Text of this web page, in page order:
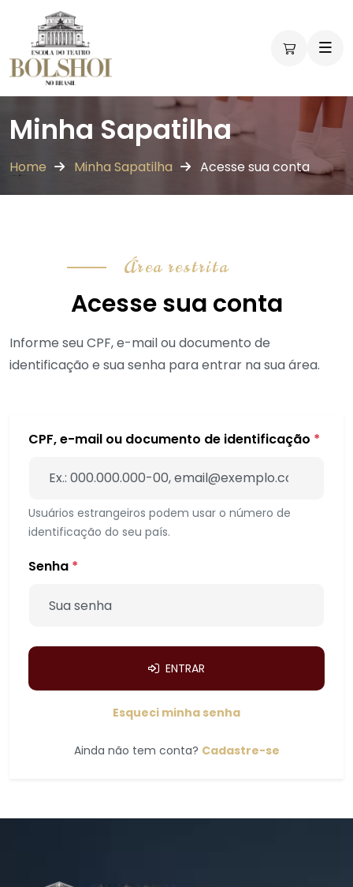
Minha Sapatilha
Home Minha Sapatilha Acesse sua conta
Área restrita
Acesse sua conta
Informe seu CPF, e-mail ou documento de
identificação e sua senha para entrar na sua área.
CPF, e-mail ou documento de identificação *
Usuários estrangeiros podem usar o número de
identificação do seu país.
Senha *
ENTRAR
Esqueci minha senha
Ainda não tem conta? Cadastre-se